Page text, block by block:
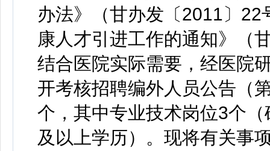
办法》（甘办发〔2011〕
康人才引进工作的通知》（
结合医院实际需要，经医院
开考核招聘编外人员公告（
个，其中专业技术岗位3个
及以上学历）。现将有关事